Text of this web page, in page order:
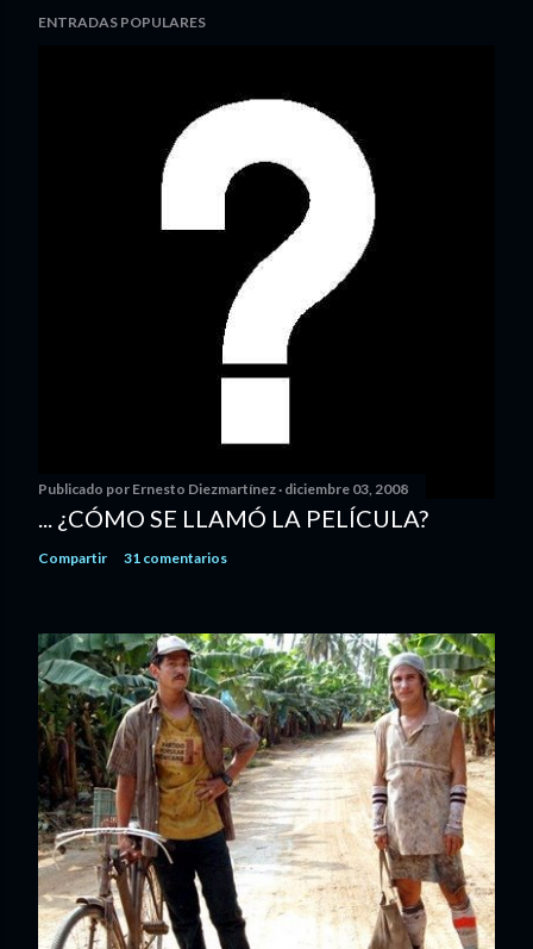
ENTRADAS POPULARES
Publicado por Ernesto Diezmartínez diciembre 03, 2008
... ¿CÓMO SE LLAMÓ LA PELÍCULA?
Compartir 31 comentarios